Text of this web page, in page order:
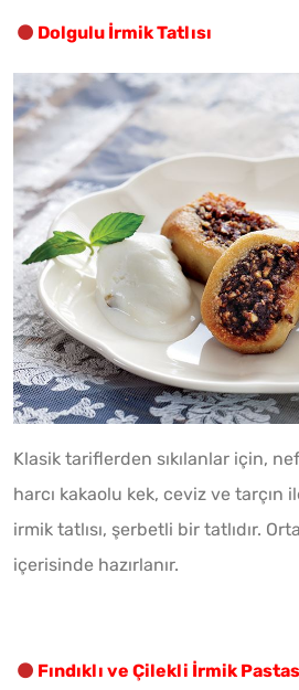
Dolgulu İrmik Tatlısı
Klasik tariflerden sıkılanlar için,
harcı kakaolu kek, ceviz ve tarçın
irmik tatlısı, şerbetli bir tatlıdır.
içerisinde hazırlanır.
Fındıklı ve Çilekli İrmik